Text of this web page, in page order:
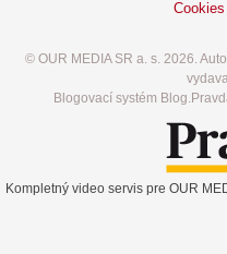
Cookies
© OUR MEDIA SR a. s. 2026.
Blogovací systém
Kompletný video servis pre OUR